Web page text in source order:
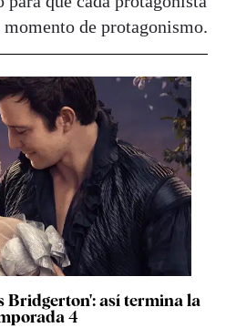
de protagonismo.
Bridgerton': así termina la
4